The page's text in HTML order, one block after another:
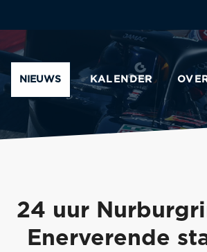
NIEUWS KALENDER
24 uur
Enerverende